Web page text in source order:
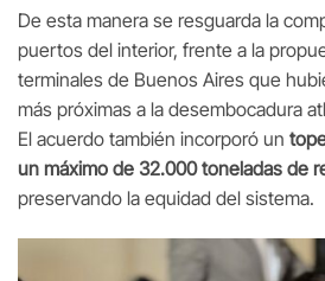
De esta manera se resguarda la
puertos del interior, frente a la
terminales de Buenos Aires que
más próximas a la desembocadura
El acuerdo también incorporó un
un máximo de 32.000 toneladas de
preservando la equidad del sistema.